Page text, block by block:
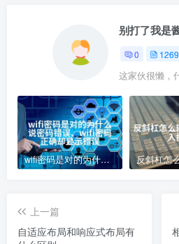
别打了我是
0 1269
这家伙很懒，
wifi密码是对的为什么说密码错误、wifi密码正确却显示错误
上一篇
自适应布局和响应式布局有